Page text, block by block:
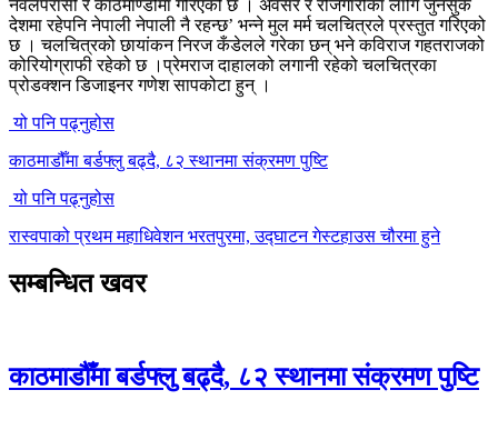
नवलपरासी र काठमाण्डौमा गरिएको छ । अवसर र रोजगारीका लागि जुनसुकै
देशमा रहेपनि नेपाली नेपाली नै रहन्छ’ भन्ने मुल मर्म चलचित्रले प्रस्तुत गरिएको
छ । चलचित्रको छायांकन निरज कँडेलले गरेका छन् भने कविराज गहतराजको
कोरियोग्राफी रहेको छ ।प्रेमराज दाहालको लगानी रहेको चलचित्रका
प्रोडक्शन डिजाइनर गणेश सापकोटा हुन् ।
यो पनि पढ्नुहोस
काठमाडौँमा बर्डफ्लु बढ्दै, ८२ स्थानमा संक्रमण पुष्टि
यो पनि पढ्नुहोस
रास्वपाको प्रथम महाधिवेशन भरतपुरमा, उद्घाटन गेस्टहाउस चौरमा हुने
सम्बन्धित खवर
काठमाडौँमा बर्डफ्लु बढ्दै, ८२ स्थानमा संक्रमण पुष्टि